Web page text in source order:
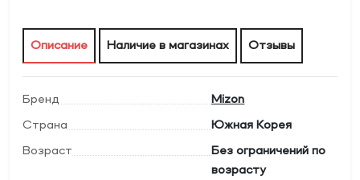
Описание Наличие в магазинах Отзывы
Бренд
Mizon
Страна
Южная Корея
Возраст
Без ограничений по
возрасту